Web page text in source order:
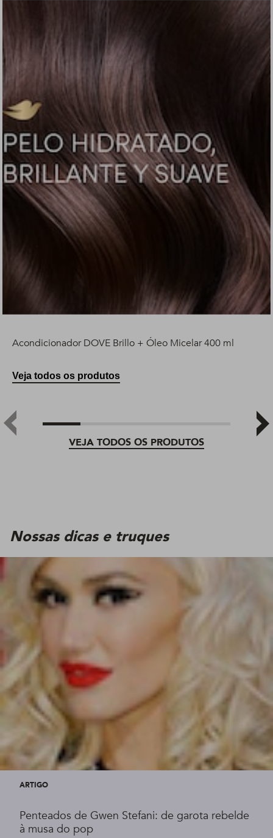
VEJA TODOS OS PRODUTOS
Acondicionador DOVE Brillo + Óleo Micelar 400 ml
Veja todos os produtos
Nossas dicas e truques
ARTIGO
Penteados de Gwen Stefani: de garota rebelde
à musa do pop